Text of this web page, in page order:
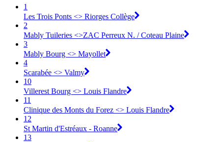
1
Les Trois Ponts <> Riorges Collège
2
Mably Tuileries <>ZAC Perreux N. / Coteau Plaine
3
Mably Bourg <> Mayollet
4
Scarabée <> Valmy
10
Villerest Bourg <> Louis Flandre
11
Clinique des Monts du Forez <> Louis Flandre
12
St Martin d'Estréaux - Roanne
13